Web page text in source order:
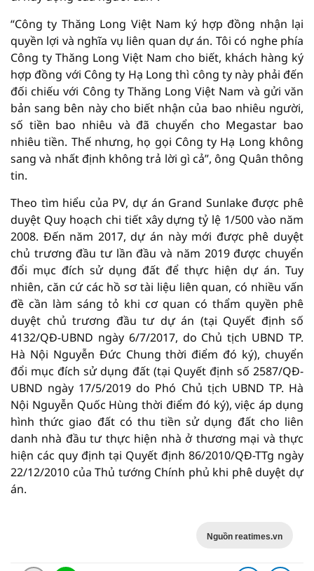
“Công ty Thăng Long Việt Nam ký hợp đồng nhận lại
quyền lợi và nghĩa vụ liên quan dự án. Tôi có nghe phía
Công ty Thăng Long Việt Nam cho biết, khách hàng ký
hợp đồng với Công ty Hạ Long thì công ty này phải đến
đối chiếu với Công ty Thăng Long Việt Nam và gửi văn
bản sang bên này cho biết nhận của bao nhiêu người,
số tiền bao nhiêu và đã chuyển cho Megastar bao
nhiêu tiền. Thế nhưng, họ gọi Công ty Hạ Long không
sang và nhất định không trả lời gì cả”, ông Quân thông
tin.
Theo tìm hiểu của PV, dự án Grand Sunlake được phê
duyệt Quy hoạch chi tiết xây dựng tỷ lệ 1/500 vào năm
2008. Đến năm 2017, dự án này mới được phê duyệt
chủ trương đầu tư lần đầu và năm 2019 được chuyển
đổi mục đích sử dụng đất để thực hiện dự án. Tuy
nhiên, căn cứ các hồ sơ tài liệu liên quan, có nhiều vấn
đề cần làm sáng tỏ khi cơ quan có thẩm quyền phê
duyệt chủ trương đầu tư dự án (tại Quyết định số
4132/QĐ-UBND ngày 6/7/2017, do Chủ tịch UBND TP.
Hà Nội Nguyễn Đức Chung thời điểm đó ký), chuyển
đổi mục đích sử dụng đất (tại Quyết định số 2587/QĐ-
UBND ngày 17/5/2019 do Phó Chủ tịch UBND TP. Hà
Nội Nguyễn Quốc Hùng thời điểm đó ký), việc áp dụng
hình thức giao đất có thu tiền sử dụng đất cho liên
danh nhà đầu tư thực hiện nhà ở thương mại và thực
hiện các quy định tại Quyết định 86/2010/QĐ-TTg ngày
22/12/2010 của Thủ tướng Chính phủ khi phê duyệt dự
án.
Nguồn reatimes.vn